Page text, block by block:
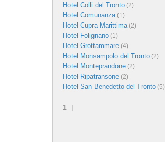
Hotel Colli del Tronto (2)
Hotel Comunanza(1)
Hotel Cupra Marittima(2)
Hotel Folignano (1)
Hotel Grottammare (4)
Hotel Monsampolo del Tronto (2)
Hotel Monteprandone (2)
Hotel Ripatransone (2)
Hotel San Benedetto del Tronto (5)
1 |